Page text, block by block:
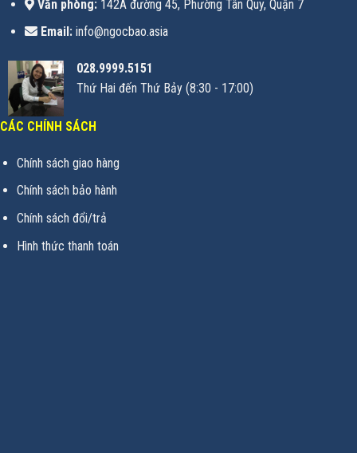
Văn phòng:142A đường 45, Phường Tân Quy, Quận 7
Email:info@ngocbao.asia
028.9999.5151
Thứ Hai đến Thứ Bảy (8:30 - 17:00)
CÁC CHÍNH SÁCH
Chính sách giao hàng
Chính sách bảo hành
Chính sách đổi/trả
Hình thức thanh toán